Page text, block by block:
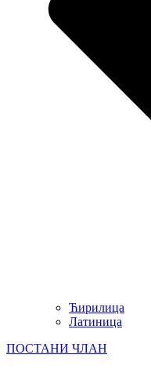
Ћирилица
Латиница
ПОСТАНИ ЧЛАН